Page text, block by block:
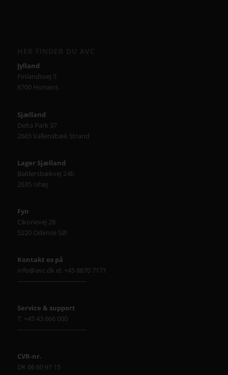
Jylland
Finlandsvej 5
8700 Horsens
Sjælland
Delta Park 37
2665 Vallensbæk Strand
Lager Sjælland
Baldersbækvej 24b
2635 Ishøj
Fyn
Cikorievej 28
5220 Odense SØ
Kontakt os på
info@avc.dk el. +45 8870 7171
----------------------------------
Service & support
T: +45 43 666 000
----------------------------------
CVR-nr.
DK 66 60 97 15